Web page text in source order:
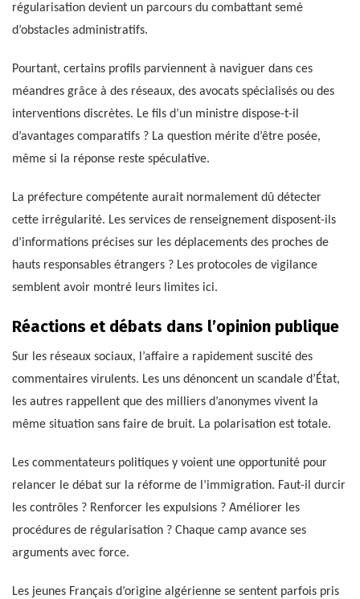
régularisation devient un parcours du combattant semé
d’obstacles administratifs.
Pourtant, certains profils parviennent à naviguer dans ces
méandres grâce à des réseaux, des avocats spécialisés ou des
interventions discrètes. Le fils d’un ministre dispose-t-il
d’avantages comparatifs ? La question mérite d’être posée,
même si la réponse reste spéculative.
La préfecture compétente aurait normalement dû détecter
cette irrégularité. Les services de renseignement disposent-ils
d’informations précises sur les déplacements des proches de
hauts responsables étrangers ? Les protocoles de vigilance
semblent avoir montré leurs limites ici.
Réactions et débats dans l’opinion publique
Sur les réseaux sociaux, l’affaire a rapidement suscité des
commentaires virulents. Les uns dénoncent un scandale d’État,
les autres rappellent que des milliers d’anonymes vivent la
même situation sans faire de bruit. La polarisation est totale.
Les commentateurs politiques y voient une opportunité pour
relancer le débat sur la réforme de l’immigration. Faut-il durcir
les contrôles ? Renforcer les expulsions ? Améliorer les
procédures de régularisation ? Chaque camp avance ses
arguments avec force.
Les jeunes Français d’origine algérienne se sentent parfois pris